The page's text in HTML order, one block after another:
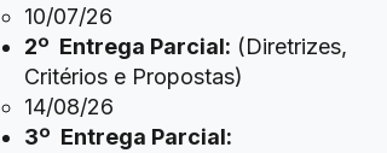
​10/07/26​
2º Entrega Parcial: (Diretrizes,
Critérios e Propostas)
​14/08/26​
3º Entrega Parcial: